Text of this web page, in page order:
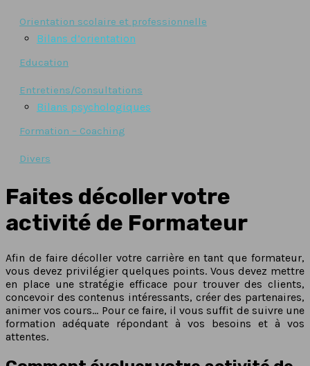
Orientation scolaire et professionnelle
Bilans d’orientation
Education
Entretiens/Consultations
Bilans psychologiques
Formation – Coaching
Divers
Faites décoller votre
activité de Formateur
Afin de faire décoller votre carrière en tant que formateur,
vous devez privilégier quelques points. Vous devez mettre
en place une stratégie efficace pour trouver des clients,
concevoir des contenus intéressants, créer des partenaires,
animer vos cours… Pour ce faire, il vous suffit de suivre une
formation adéquate répondant à vos besoins et à vos
attentes.